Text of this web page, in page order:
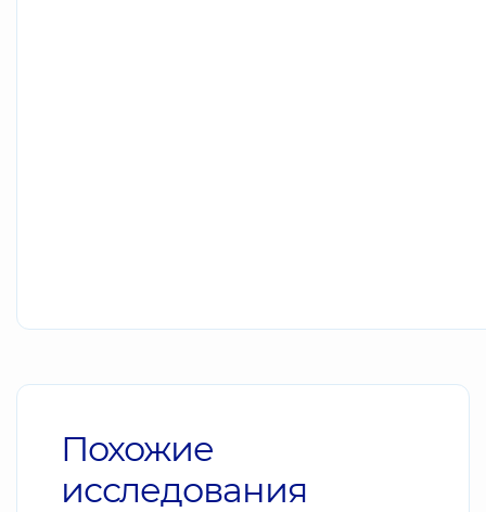
Похожие
исследования